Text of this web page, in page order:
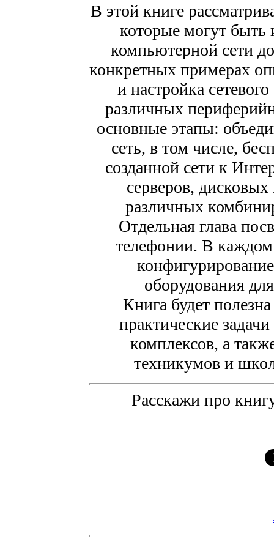
В этой книге
которые могут быть
компьютерной сети
конкретных примерах
и настройка
различных
основные этапы:
сеть, в том числе,
созданной сети к
серверов,
различных
Отдельная глава
телефонии. В каждом
оборудования
Книга будет
практические
комплексов, а
техникумов и
Расскажи про